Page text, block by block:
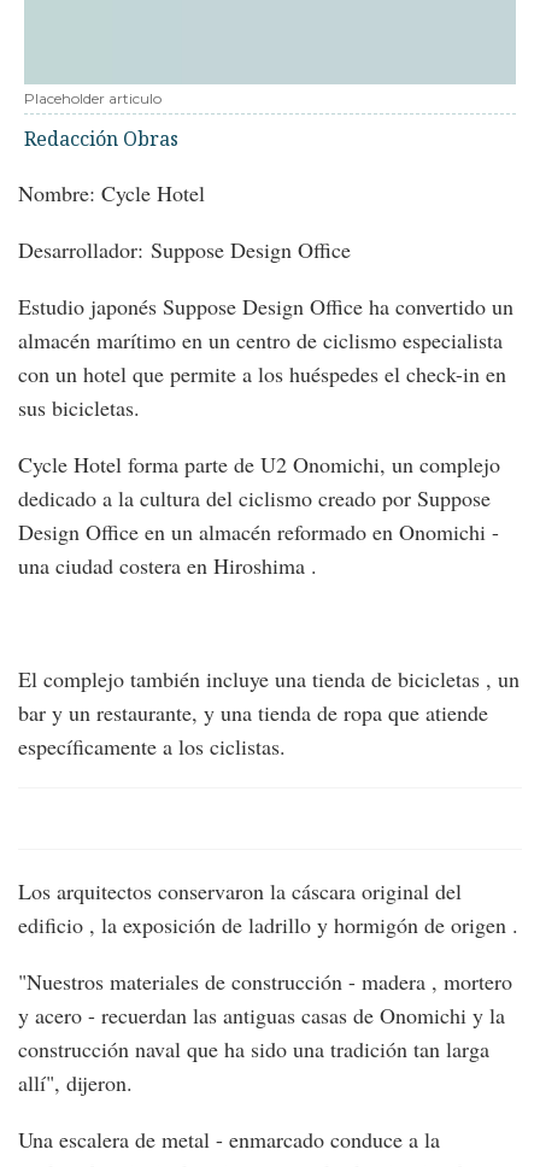
Placeholder articulo
Redacción Obras
Nombre: Cycle Hotel
Desarrollador: Suppose Design Office
Estudio japonés Suppose Design Office ha convertido un
almacén marítimo en un centro de ciclismo especialista
con un hotel que permite a los huéspedes el check-in en
sus bicicletas.
Cycle Hotel forma parte de U2 Onomichi, un complejo
dedicado a la cultura del ciclismo creado por Suppose
Design Office en un almacén reformado en Onomichi -
una ciudad costera en Hiroshima .
El complejo también incluye una tienda de bicicletas , un
bar y un restaurante, y una tienda de ropa que atiende
específicamente a los ciclistas.
Los arquitectos conservaron la cáscara original del
edificio , la exposición de ladrillo y hormigón de origen .
"Nuestros materiales de construcción - madera , mortero
y acero - recuerdan las antiguas casas de Onomichi y la
construcción naval que ha sido una tradición tan larga
allí", dijeron.
Una escalera de metal - enmarcado conduce a la